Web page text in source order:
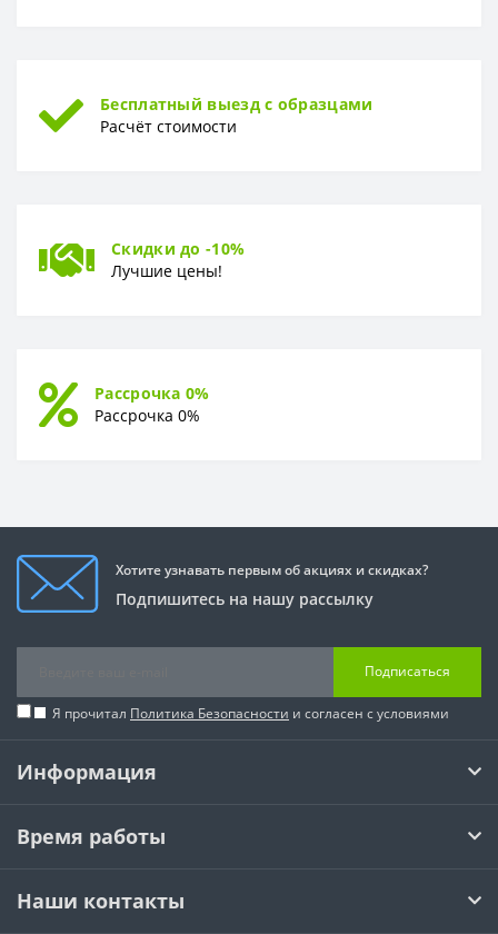
Бесплатный выезд с образцами
Расчёт стоимости
Скидки до -10%
Лучшие цены!
Рассрочка 0%
Рассрочка 0%
Хотите узнавать первым об акциях и скидках?
Подпишитесь на нашу рассылку
Подписаться
Я прочитал Политика Безопасности и согласен с условиями
Информация
Время работы
Наши контакты